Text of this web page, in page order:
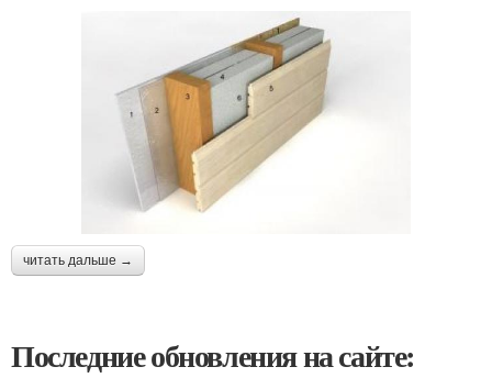
читать дальше →
Последние обновления на сайте: